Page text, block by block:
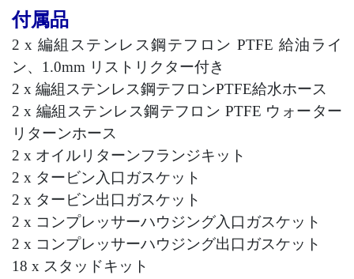
付属品
2 x 編組ステンレス鋼テフロン PTFE 給油ライ
ン、 1.0mm リストリクター付き
2 x 編組ステンレス鋼テフロンPTFE給水ホース
2 x 編組ステンレス鋼テフロン PTFE ウォーター
リターンホース
2 x オイルリターンフランジキット
2 x タービン入口ガスケット
2 x タービン出口ガスケット
2 x コンプレッサーハウジング入口ガスケット
2 x コンプレッサーハウジング出口ガスケット
18 x スタッドキット